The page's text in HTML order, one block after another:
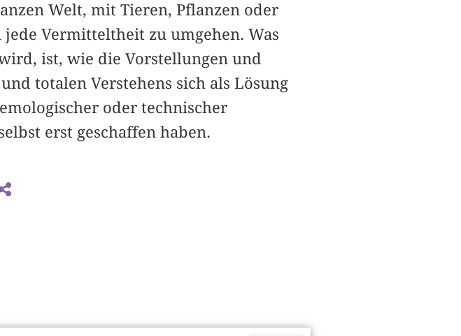
Welt, mit Tieren, Pflanzen oder
Vermitteltheit zu umgehen. Was
ist, wie die Vorstellungen und
totalen Verstehens sich als Lösung
oder technischer
erst geschaffen haben.